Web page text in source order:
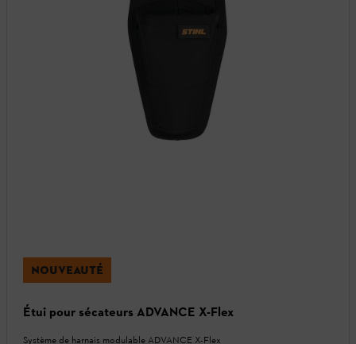
NOUVEAUTÉ
Étui pour sécateurs ADVANCE X-Flex
Système de harnais modulable ADVANCE X-Flex